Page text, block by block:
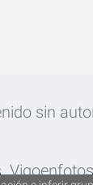
sin